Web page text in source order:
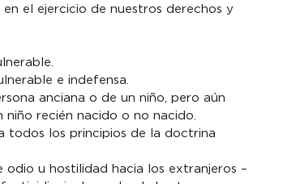
el ejercicio de nuestros derechos y
e indefensa.
anciana o de un niño, pero aún
recién nacido o no nacido.
todos los principios de la doctrina
u hostilidad hacia los extranjeros –